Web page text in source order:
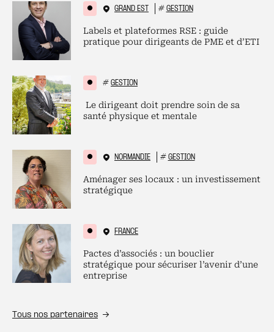
GRAND EST # GESTION
Labels et plateformes RSE : guide
pratique pour dirigeants de PME et d’ETI
# GESTION
Le dirigeant doit prendre soin de sa
santé physique et mentale
NORMANDIE # GESTION
Aménager ses locaux : un investissement
stratégique
FRANCE
Pactes d’associés : un bouclier
stratégique pour sécuriser l’avenir d’une
entreprise
Tous nos partenaires